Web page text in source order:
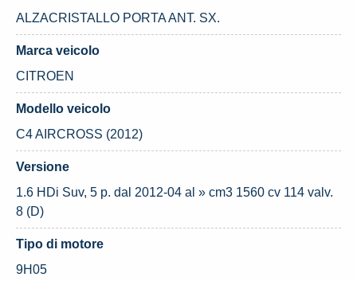
ALZACRISTALLO PORTA ANT. SX.
Marca veicolo
CITROEN
Modello veicolo
C4 AIRCROSS (2012)
Versione
1.6 HDi Suv, 5 p. dal 2012-04 al » cm3 1560 cv 114 valv.
8 (D)
Tipo di motore
9H05